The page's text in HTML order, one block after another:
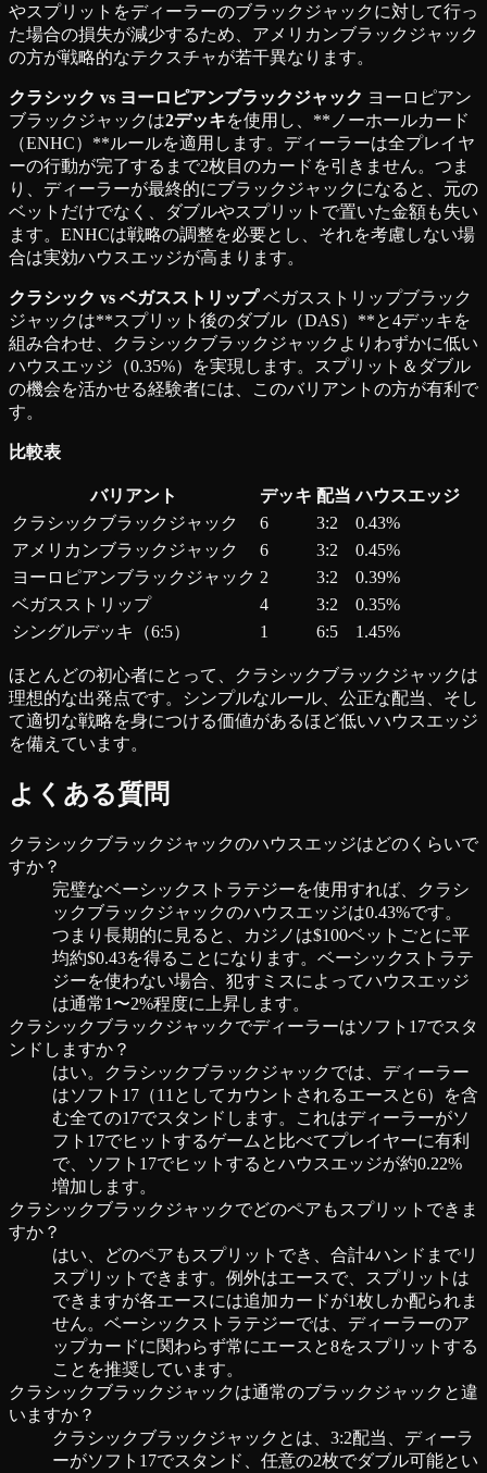
やスプリットをディーラーのブラックジャックに対して行っ
た場合の損失が減少するため、アメリカンブラックジャック
の方が戦略的なテクスチャが若干異なります。
クラシック vs ヨーロピアンブラックジャック ヨーロピアン
ブラックジャックは2デッキを使用し、**ノーホールカード
（ENHC）**ルールを適用します。ディーラーは全プレイヤ
ーの行動が完了するまで2枚目のカードを引きません。つま
り、ディーラーが最終的にブラックジャックになると、元の
ベットだけでなく、ダブルやスプリットで置いた金額も失い
ます。ENHCは戦略の調整を必要とし、それを考慮しない場
合は実効ハウスエッジが高まります。
クラシック vs ベガスストリップベガスストリップブラック
ジャックは**スプリット後のダブル（DAS）**と4デッキを
組み合わせ、クラシックブラックジャックよりわずかに低い
ハウスエッジ（0.35%）を実現します。スプリット＆ダブル
の機会を活かせる経験者には、このバリアントの方が有利で
す。
比較表
バリアント デッキ 配当 ハウスエッジ
クラシックブラックジャック
6 3:2
0.43%
アメリカンブラックジャック
6 3:2
0.45%
ヨーロピアンブラックジャック 2 3:2
0.39%
ベガスストリップ
4 3:2
0.35%
シングルデッキ（6:5）
1 6:5 1.45%
ほとんどの初心者にとって、クラシックブラックジャックは
理想的な出発点です。シンプルなルール、公正な配当、そし
て適切な戦略を身につける価値があるほど低いハウスエッジ
を備えています。
よくある質問
クラシックブラックジャックのハウスエッジはどのくらいで
すか？
完璧なベーシックストラテジーを使用すれば、クラシ
ックブラックジャックのハウスエッジは0.43%です。
つまり長期的に見ると、カジノは$100ベットごとに平
均約$0.43を得ることになります。ベーシックストラテ
ジーを使わない場合、犯すミスによってハウスエッジ
は通常1〜2%程度に上昇します。
クラシックブラックジャックでディーラーはソフト17でスタ
ンドしますか？
はい。クラシックブラックジャックでは、ディーラー
はソフト17（11としてカウントされるエースと6）を含
む全ての17でスタンドします。これはディーラーがソ
フト17でヒットするゲームと比べてプレイヤーに有利
で、ソフト17でヒットするとハウスエッジが約0.22%
増加します。
クラシックブラックジャックでどのペアもスプリットできま
すか？
はい、どのペアもスプリットでき、合計4ハンドまでリ
スプリットできます。例外はエースで、スプリットは
できますが各エースには追加カードが1枚しか配られま
せん。ベーシックストラテジーでは、ディーラーのア
ップカードに関わらず常にエースと8をスプリットする
ことを推奨しています。
クラシックブラックジャックは通常のブラックジャックと違
いますか？
クラシックブラックジャックとは、3:2配当、ディーラ
ーがソフト17でスタンド、任意の2枚でダブル可能とい